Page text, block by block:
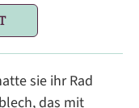
sie ihr Rad
das mit